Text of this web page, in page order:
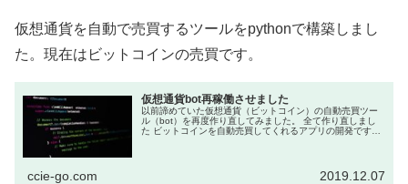
仮想通貨を自動で売買するツールをpythonで構築しまし
た。現在はビットコインの売買です。
仮想通貨bot再稼働させました
以前諦めていた仮想通貨（ビットコイン）の自動売買ツー
ル（bot）を再度作り直してみました。 全て作り直しまし
た ビットコインを自動売買してくれるアプリの開発です。
ccie-go.com 2019.12.07